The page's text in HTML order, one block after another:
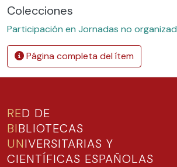
Colecciones
Participación en Jornadas no
Página completa del ítem
RED DE
BIBLIOTECAS
UNIVERSITARIAS Y
CIENTÍFICAS ESPAÑOLAS